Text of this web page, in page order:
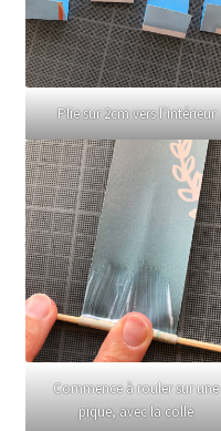
Plie sur 2cm vers l’intérieur
Commence à rouler sur une
pique, avec la colle